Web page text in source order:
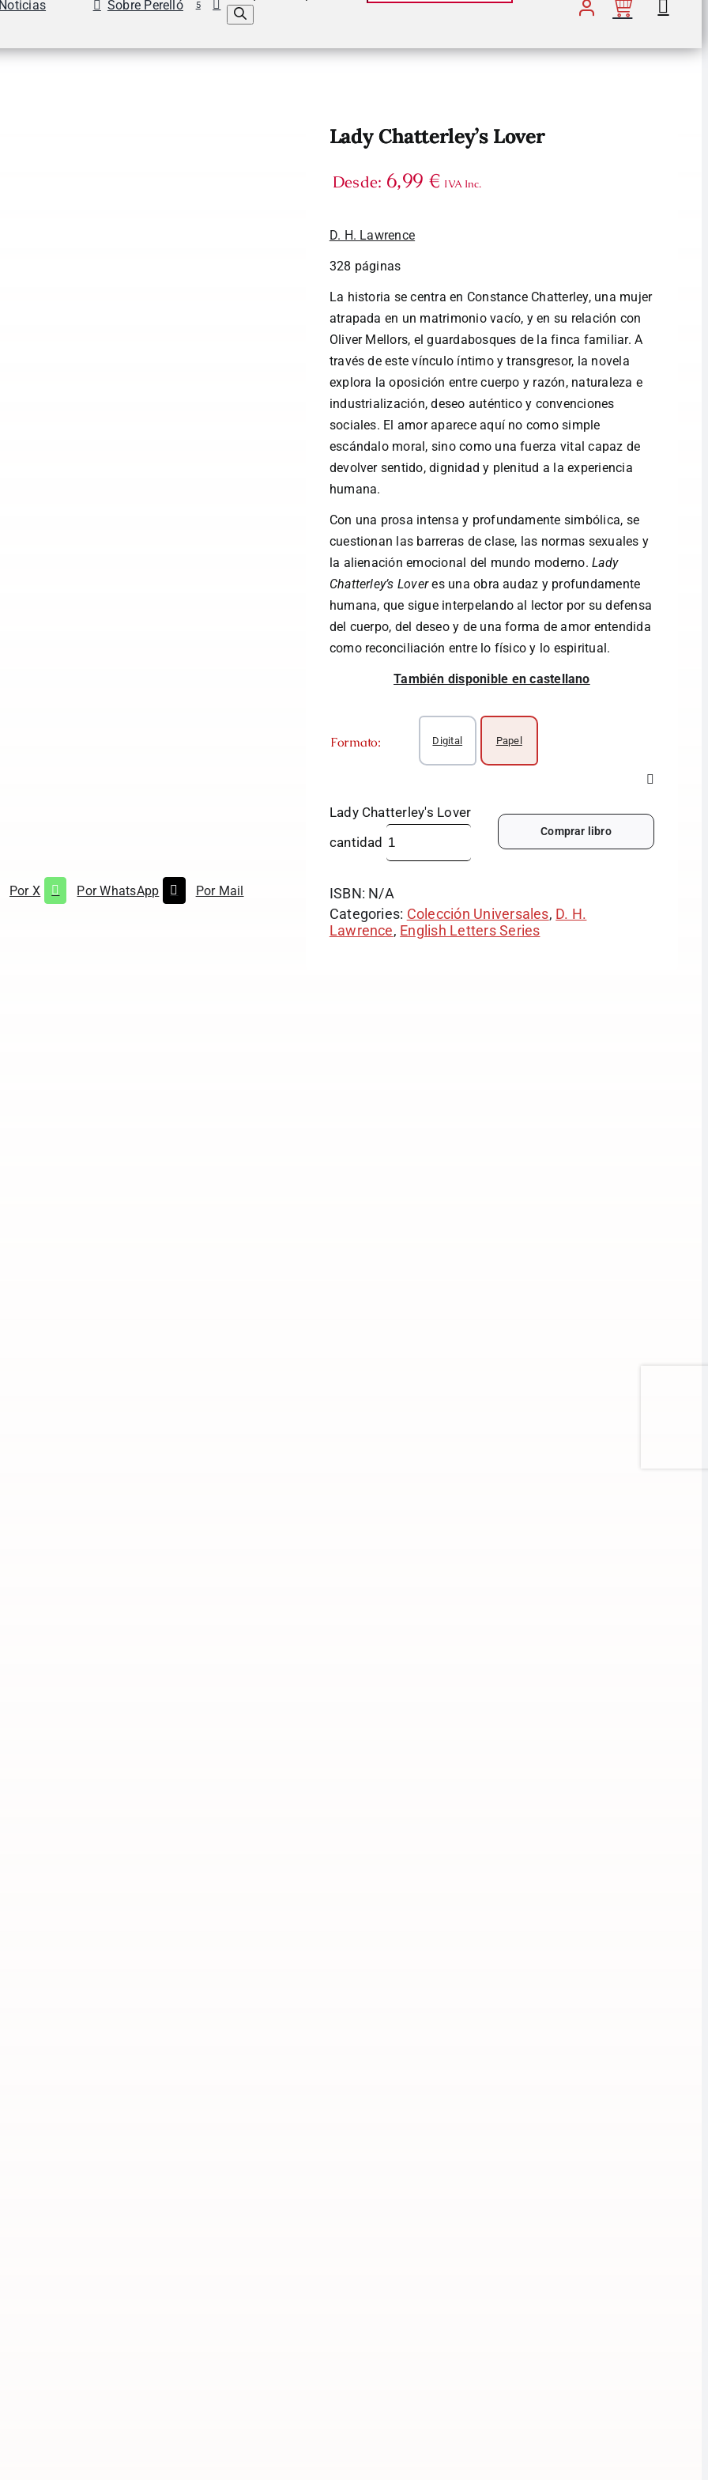
Noticias Sobre Perelló 5
Por X Por WhatsApp Por Mail
Lady Chatterley’s Lover
Desde: 6,99 € IVA Inc.
D. H. Lawrence
328 páginas
La historia se centra en Constance Chatterley, una mujer
atrapada en un matrimonio vacío, y en su relación con
Oliver Mellors, el guardabosques de la finca familiar. A
través de este vínculo íntimo y transgresor, la novela
explora la oposición entre cuerpo y razón, naturaleza e
industrialización, deseo auténtico y convenciones
sociales. El amor aparece aquí no como simple
escándalo moral, sino como una fuerza vital capaz de
devolver sentido, dignidad y plenitud a la experiencia
humana.
Con una prosa intensa y profundamente simbólica, se
cuestionan las barreras de clase, las normas sexuales y
la alienación emocional del mundo moderno.Lady
Chatterley’s Loveres una obra audaz y profundamente
humana, que sigue interpelando al lector por su defensa
del cuerpo, del deseo y de una forma de amor entendida
como reconciliación entre lo físico y lo espiritual.
También disponible en castellano
Formato: Digital Papel
Lady Chatterley's Lover
cantidad
Comprar libro
ISBN: N/A
Categories: Colección Universales, D. H.
Lawrence, English Letters Series